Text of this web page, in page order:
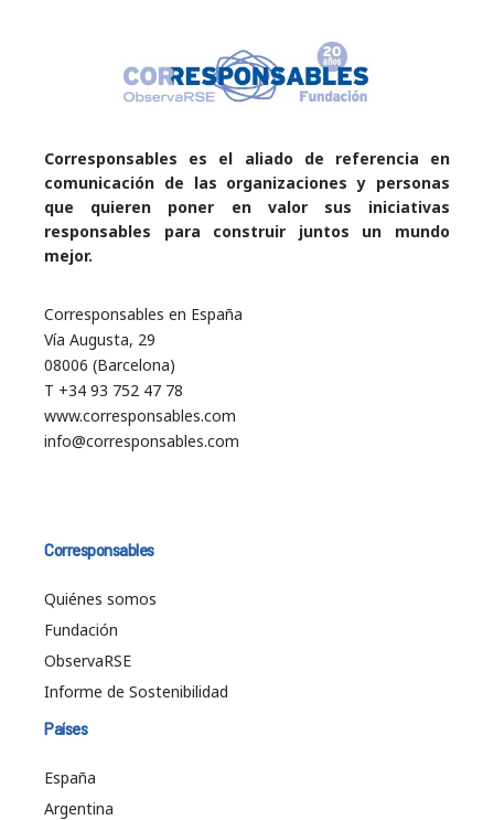
Corresponsables es el aliado de referencia en
comunicación de las organizaciones y personas
que quieren poner en valor sus iniciativas
responsables para construir juntos un mundo
mejor.
Corresponsables en España
Vía Augusta, 29
08006 (Barcelona)
T +34 93 752 47 78
www.corresponsables.com
info@corresponsables.com
Corresponsables
Quiénes somos
Fundación
ObservaRSE
Informe de Sostenibilidad
Países
España
Argentina